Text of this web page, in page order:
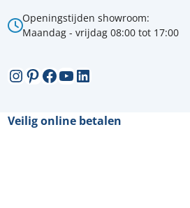
Openingstijden showroom:
Maandag - vrijdag 08:00 tot 17:00
Instagram
Pinterest
Facebook
YouTube
LinkedIn
Veilig online betalen